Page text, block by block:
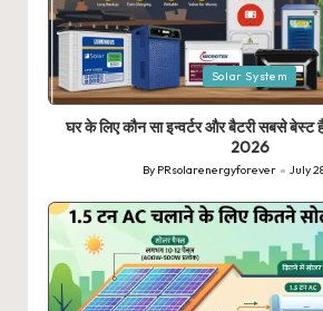
Posted
in
Solar System
घर के लिए कौन सा इन्वर्टर और बैटरी सबसे बेस्ट
2026
Posted
by
By PRsolarenergyforever July